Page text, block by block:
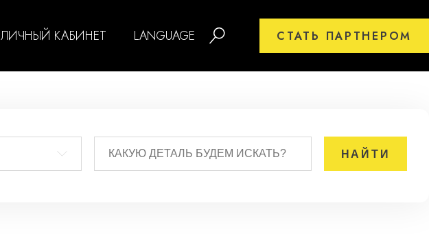
ЛИЧНЫЙ КАБИНЕТ LANGUAGE СТАТЬ ПАРТНЕРОМ